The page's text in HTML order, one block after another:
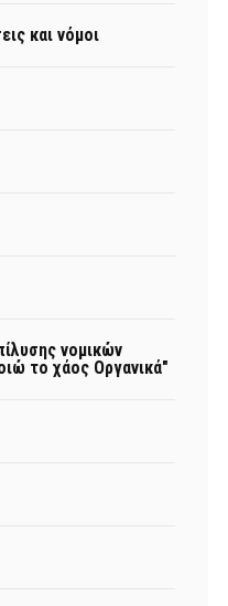
και νόμοι
νομικών
το χάος Οργανικά"